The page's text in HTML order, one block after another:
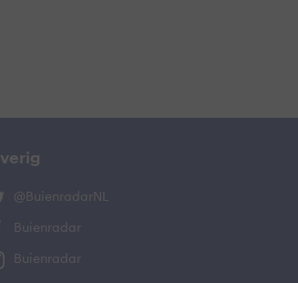
@BuienradarNL
Buienradar
Buienradar